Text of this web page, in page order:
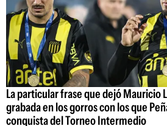
La particular frase que dejó Mauricio
grabada en los gorros con los que
conquista del Torneo Intermedio